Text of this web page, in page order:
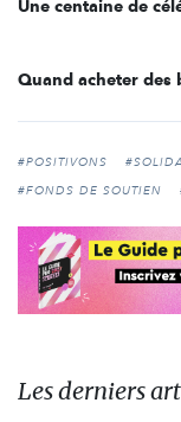
#POSITIVONS
#FONDS DE SOUTIEN
Les derniers